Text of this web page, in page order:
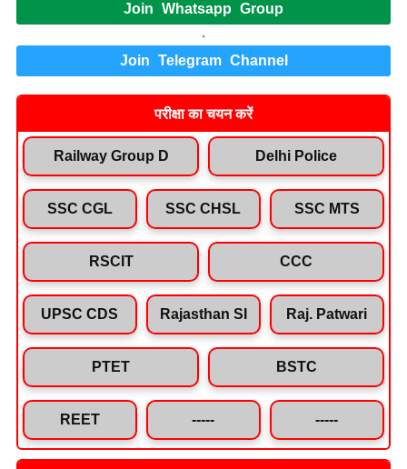
Join Whatsapp Group
.
Join Telegram Channel
परीक्षा का चयन करें
Railway Group D Delhi Police
SSC CGL SSC CHSL SSC MTS
RSCIT CCC
UPSC CDS Rajasthan SI Raj. Patwari
PTET BSTC
REET ----- -----